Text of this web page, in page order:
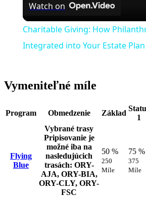
Watch on
Charitable Giving: How
Integrated into Your Estate Plan
Vymeniteľné míle
Program Obmedzenie Základ
1
Flying
Blue
Vybrané trasy
Pripisovanie je
možné iba na
nasledujúcich
trasách: ORY-
AJA, ORY-BIA,
ORY-CLY, ORY-
FSC
50 %
250
Míle
75 %
375
Míle